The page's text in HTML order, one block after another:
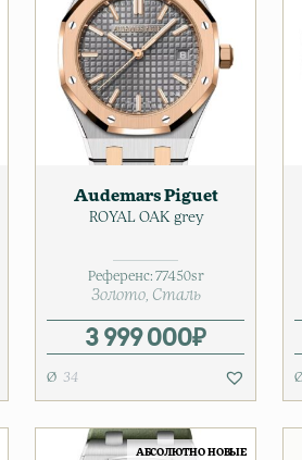
Audemars Piguet
ROYAL OAK grey
Референс: 77450sr
Золото Сталь
3 999 000₽
34
АБСОЛЮТНО НОВЫЕ